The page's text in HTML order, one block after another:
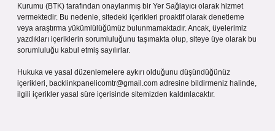
Kurumu (BTK) tarafından onaylanmış bir Yer Sağlayıcı olarak hizmet
vermektedir. Bu nedenle, sitedeki içerikleri proaktif olarak denetleme
veya araştırma yükümlülüğümüz bulunmamaktadır. Ancak, üyelerimiz
yazdıkları içeriklerin sorumluluğunu taşımakta olup, siteye üye olarak bu
sorumluluğu kabul etmiş sayılırlar.
Hukuka ve yasal düzenlemelere aykırı olduğunu düşündüğünüz
içerikleri, backlinkpanelicomtr@gmail.com adresine bildirmeniz halinde,
ilgili içerikler yasal süre içerisinde sitemizden kaldırılacaktır.